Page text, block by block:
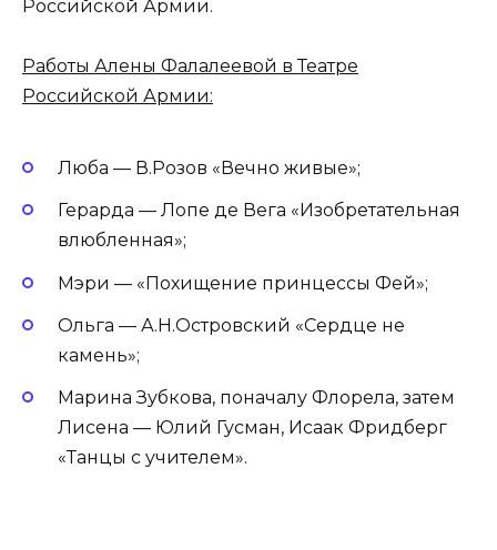
Российской Армии.
Работы Алены Фалалеевой в Театре
Российской Армии:
Люба — В.Розов «Вечно живые»;
Герарда — Лопе де Вега «Изобретательная
влюбленная»;
Мэри — «Похищение принцессы Фей»;
Ольга — А.Н.Островский «Сердце не
камень»;
Марина Зубкова, поначалу Флорела, затем
Лисена — Юлий Гусман, Исаак Фридберг
«Танцы с учителем».